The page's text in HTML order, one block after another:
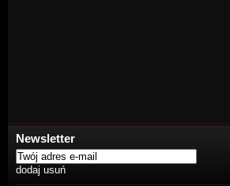
Newsletter